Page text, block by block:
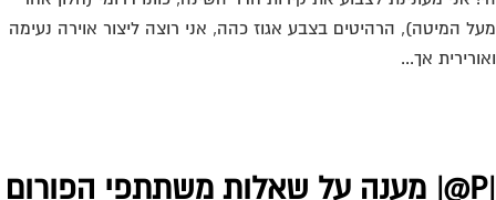
המיטה), הרהיטים בצבע אגוז כהה, אני רוצה ליצור אוירה נעימה
אך...